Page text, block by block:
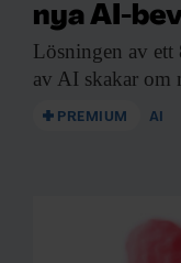
nya AI-
Lösningen av ett
av AI skakar om
PREMIUM AI